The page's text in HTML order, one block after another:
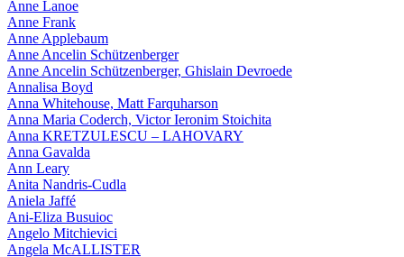
Anne Lanoe
Anne Frank
Anne Applebaum
Anne Ancelin Schützenberger
Anne Ancelin Schützenberger, Ghislain Devroede
Annalisa Boyd
Anna Whitehouse, Matt Farquharson
Anna Maria Coderch, Victor Ieronim Stoichita
Anna KRETZULESCU – LAHOVARY
Anna Gavalda
Ann Leary
Anita Nandris-Cudla
Aniela Jaffé
Ani-Eliza Busuioc
Angelo Mitchievici
Angela McALLISTER